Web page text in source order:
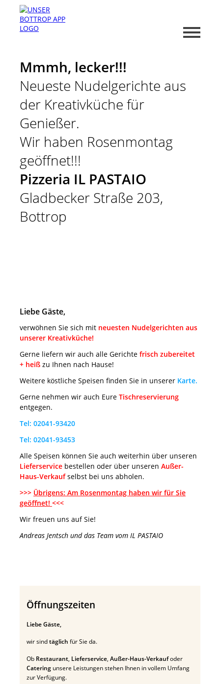
Mmmh, lecker!!!
Neueste Nudelgerichte aus
der Kreativküche für
Genießer.
Wir haben Rosenmontag
geöffnet!!!
Pizzeria IL PASTAIO
Gladbecker Straße 203,
Bottrop
Liebe Gäste,
verwöhnen Sie sich mit neuesten Nudelgerichten aus
unserer Kreativküche!
Gerne liefern wir auch alle Gerichte frisch zubereitet
+ heiß zu Ihnen nach Hause!
Weitere köstliche Speisen finden Sie in unserer Karte.
Gerne nehmen wir auch Eure Tischreservierung
entgegen.
Tel: 02041-93420
Tel: 02041-93453
Alle Speisen können Sie auch weiterhin über unseren
Lieferservice bestellen oder über unseren Außer-
Haus-Verkaufselbst bei uns abholen.
>>> Übrigens: Am Rosenmontag haben wir für Sie
geöffnet! <<<
Wir freuen uns auf Sie!
Andreas Jentsch und das Team vom IL PASTAIO
Öffnungszeiten
Liebe Gäste,
wir sindtäglich für Sie da.
Ob Restaurant, Lieferservice,Außer-Haus-Verkaufoder
Catering unsere Leistungen stehen Ihnen in vollem Umfang
zur Verfügung.